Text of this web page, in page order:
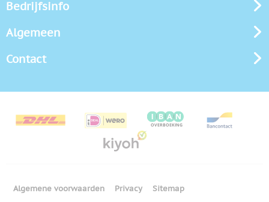
Bedrijfsinfo
Algemeen
Contact
Algemene voorwaarden Privacy Sitemap